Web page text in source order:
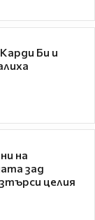
Би и
на
зад
целия